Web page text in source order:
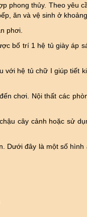
phong thủy. Theo yêu
ăn và vệ sinh ở khoảng
phơi.
bố trí 1 hệ tủ giày áp
hệ tủ chữ I giúp tiết
chơi. Nội thất các
cây cảnh hoặc sử
Dưới đây là một số